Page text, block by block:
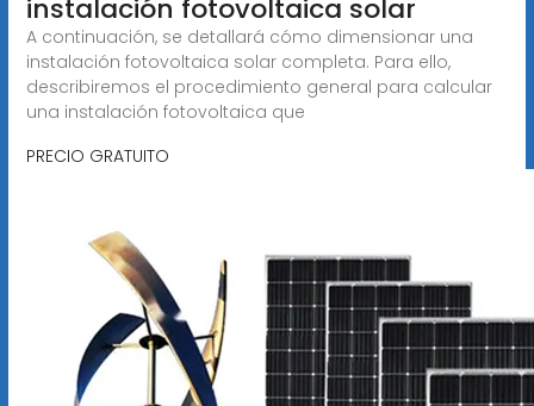
instalación fotovoltaica solar
A continuación, se detallará cómo dimensionar una
instalación fotovoltaica solar completa. Para ello,
describiremos el procedimiento general para calcular
una instalación fotovoltaica que
PRECIO GRATUITO